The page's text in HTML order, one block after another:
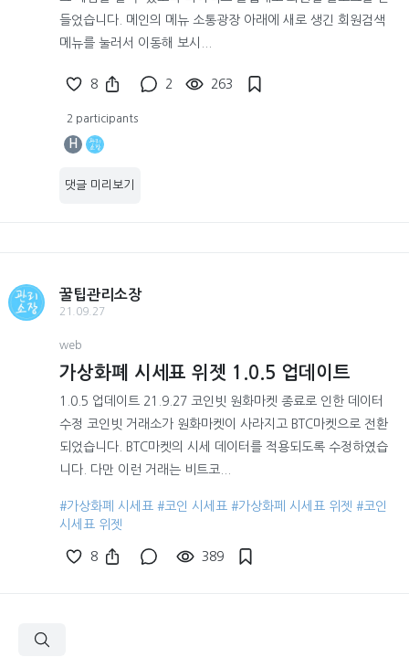
들었습니다. 메인의 메뉴 소통광장 아래에 새로 생긴 회원검색
메뉴를 눌러서 이동해 보시...
8 2 263
2 participants
H
댓글 미리보기
꿀팁관리소장
21.09.27
web
가상화폐 시세표 위젯 1.0.5 업데이트
1.0.5 업데이트 21.9.27 코인빗 원화마켓 종료로 인한 데이터
수정 코인빗 거래소가 원화마켓이 사라지고 BTC마켓으로 전환
되었습니다. BTC마켓의 시세 데이터를 적용되도록 수정하였습
니다. 다만 이런 거래는 비트코...
#가상화폐 시세표 #코인 시세표 #가상화페 시세표 위젯 #코인
시세표 위젯
8 389